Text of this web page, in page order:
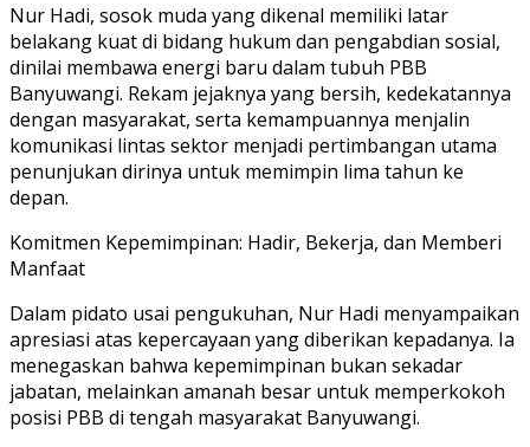
Nur Hadi, sosok muda yang dikenal memiliki latar
belakang kuat di bidang hukum dan pengabdian sosial,
dinilai membawa energi baru dalam tubuh PBB
Banyuwangi. Rekam jejaknya yang bersih, kedekatannya
dengan masyarakat, serta kemampuannya menjalin
komunikasi lintas sektor menjadi pertimbangan utama
penunjukan dirinya untuk memimpin lima tahun ke
depan.
Komitmen Kepemimpinan: Hadir, Bekerja, dan Memberi
Manfaat
Dalam pidato usai pengukuhan, Nur Hadi menyampaikan
apresiasi atas kepercayaan yang diberikan kepadanya. Ia
menegaskan bahwa kepemimpinan bukan sekadar
jabatan, melainkan amanah besar untuk memperkokoh
posisi PBB di tengah masyarakat Banyuwangi.